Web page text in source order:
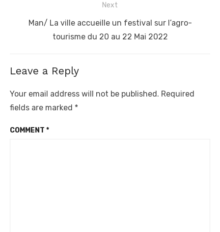
Next
NextMan/ La ville accueille un festival sur l’agro-
tourisme du 20 au 22 Mai 2022
Leave a Reply
Your email address will not be published. Required
fields are marked *
COMMENT *